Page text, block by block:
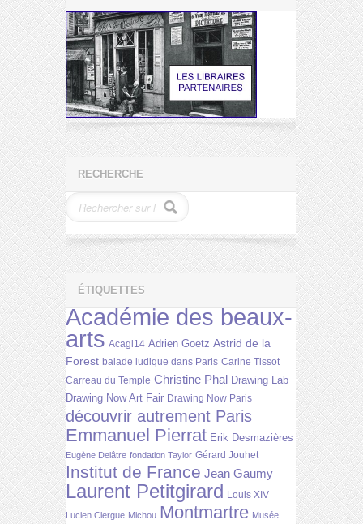
RECHERCHE
ÉTIQUETTES
Académie des beaux-
arts Acagl14 Adrien Goetz Astrid de la
Forest balade ludique dans Paris Carine Tissot
Carreau du Temple Christine Phal Drawing Lab
Drawing Now Art Fair Drawing Now Paris
découvrir autrement Paris
Emmanuel Pierrat Erik Desmazières
Eugène Delâtre fondation Taylor Gérard Jouhet
Institut de France Jean Gaumy
Laurent Petitgirard Louis XIV
Lucien Clergue Michou Montmartre Musée